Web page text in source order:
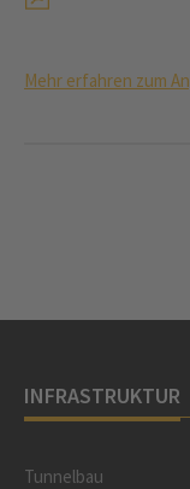
Mehr erfahren zum
INFRASTRUKTUR
Tunnelbau